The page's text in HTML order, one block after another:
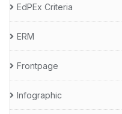
EdPEx Criteria
ERM
Frontpage
Infographic